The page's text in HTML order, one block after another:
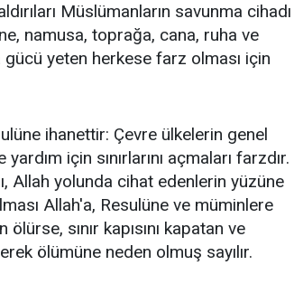
Müslümanların savunma cihadı
namusa, toprağa, cana, ruha ve
yeten herkese farz olması için
ihanettir: Çevre ülkelerin genel
için sınırlarını açmaları farzdır.
Allah yolunda cihat edenlerin yüzüne
Allah'a, Resulüne ve müminlere
sınır kapısını kapatan ve
ölümüne neden olmuş sayılır.